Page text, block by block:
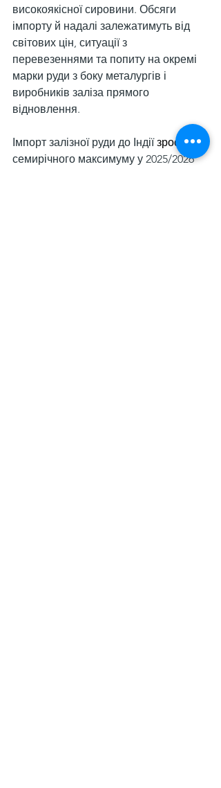
високоякісної сировини. Обсяги
імпорту й надалі залежатимуть від
світових цін, ситуації з
перевезеннями та попиту на окремі
марки руди з боку металургів і
виробників заліза прямого
відновлення.
Імпорт залізної руди до Індії ‌зросте до
семирічного максимуму у 2025/2026